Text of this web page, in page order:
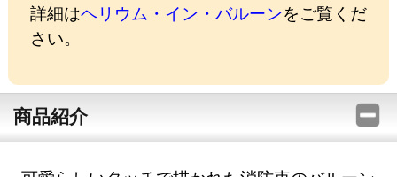
詳細はヘリウム・イン・バルーンをご覧くだ
さい。
商品紹介